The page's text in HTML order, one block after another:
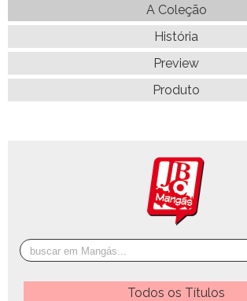
A Coleção
História
Preview
Produto
Todos os Títulos